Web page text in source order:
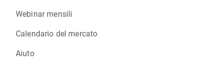
Webinar mensili
Calendario del mercato
Aiuto